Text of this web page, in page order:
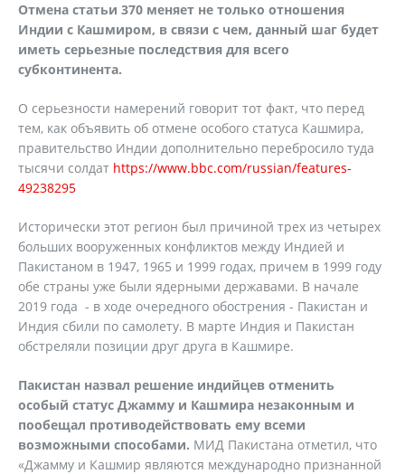
Отмена статьи 370 меняет не только отношения
Индии с Кашмиром, в связи с чем, данный шаг будет
иметь серьезные последствия для всего
субконтинента.
О серьезности намерений говорит тот факт, что перед
тем, как объявить об отмене особого статуса Кашмира,
правительство Индии дополнительно перебросило туда
тысячи солдат https://www.bbc.com/russian/features-
49238295
Исторически этот регион был причиной трех из четырех
больших вооруженных конфликтов между Индией и
Пакистаном в 1947, 1965 и 1999 годах, причем в 1999 году
обе страны уже были ядерными державами. В начале
2019 года - в ходе очередного обострения - Пакистан и
Индия сбили по самолету. В марте Индия и Пакистан
обстреляли позиции друг друга в Кашмире.
Пакистан назвал решение индийцев отменить
особый статус Джамму и Кашмира незаконным и
пообещал противодействовать ему всеми
возможными способами. МИД Пакистана отметил, что
«Джамму и Кашмир являются международно признанной